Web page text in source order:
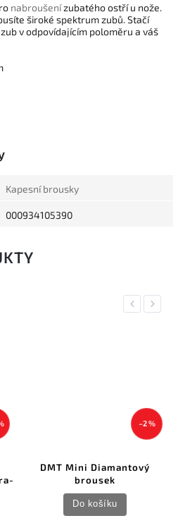
nabroušenízubatého ostří u nože.
široké spektrum zubů. Stačí
v odpovídajícím poloměru a váš
Kapesní brousky
000934105390
Previous
–2 %
DMT Mini Diamantový
brousek
Do košíku
Next